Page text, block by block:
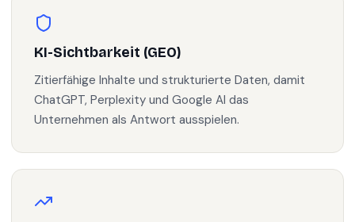
KI-Sichtbarkeit (GEO)
Zitierfähige Inhalte und strukturierte Daten, damit
ChatGPT, Perplexity und Google AI das
Unternehmen als Antwort ausspielen.